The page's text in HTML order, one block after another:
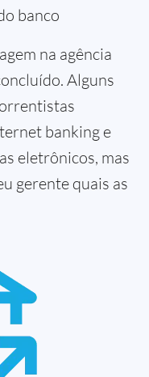
banco
na agência
Alguns
banking e
eletrônicos, mas
gerente quais as